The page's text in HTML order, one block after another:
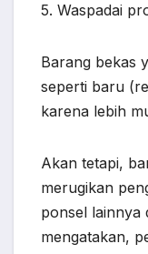
5. Waspadai
Barang bekas
seperti baru
karena lebih
Akan tetapi,
merugikan
ponsel lainnya
mengatakan,